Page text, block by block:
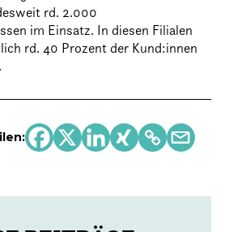
rd. 2.000
im Einsatz. In diesen Filialen
rd. 40 Prozent der Kund:innen